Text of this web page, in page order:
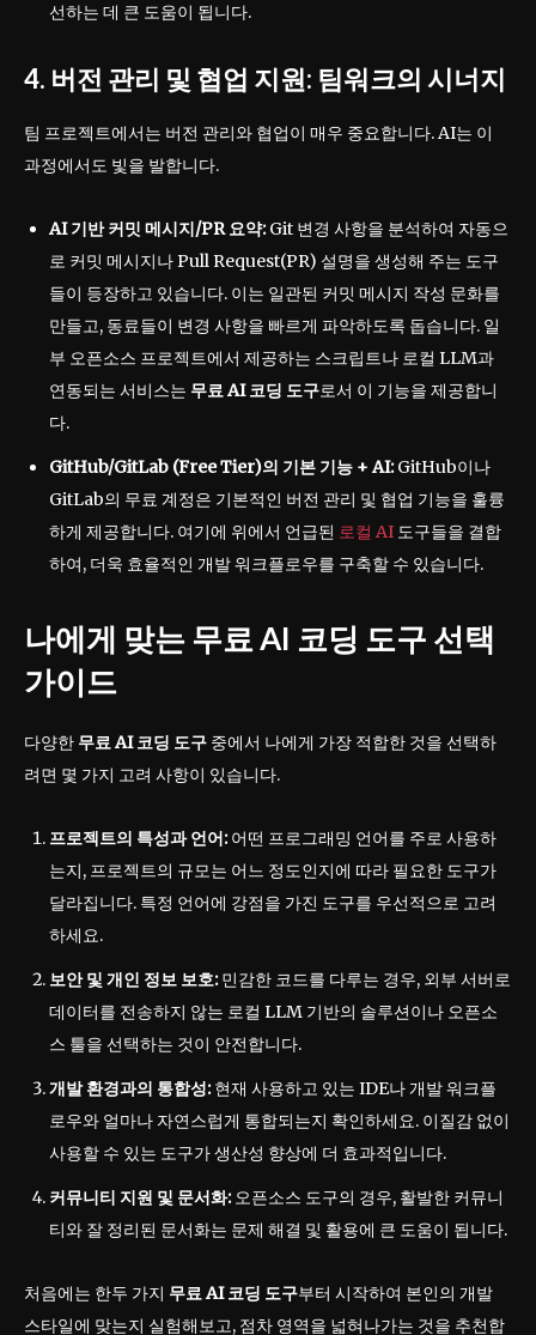
선하는 데 큰 도움이 됩니다.
4. 버전 관리 및 협업 지원: 팀워크의 시너지
팀 프로젝트에서는 버전 관리와 협업이 매우 중요합니다. AI는 이
과정에서도 빛을 발합니다.
AI 기반 커밋 메시지/PR 요약:Git 변경 사항을 분석하여 자동으
로 커밋 메시지나 Pull Request(PR) 설명을 생성해 주는 도구
들이 등장하고 있습니다. 이는 일관된 커밋 메시지 작성 문화를
만들고, 동료들이 변경 사항을 빠르게 파악하도록 돕습니다. 일
부 오픈소스 프로젝트에서 제공하는 스크립트나 로컬 LLM과
연동되는 서비스는 무료 AI 코딩 도구로서 이 기능을 제공합니
다.
GitHub/GitLab (Free Tier)의 기본 기능 + AI:GitHub이나
GitLab의 무료 계정은 기본적인 버전 관리 및 협업 기능을 훌륭
하게 제공합니다. 여기에 위에서 언급된 로컬 AI 도구들을 결합
하여, 더욱 효율적인 개발 워크플로우를 구축할 수 있습니다.
나에게 맞는 무료 AI 코딩 도구 선택
가이드
다양한 무료 AI 코딩 도구 중에서 나에게 가장 적합한 것을 선택하
려면 몇 가지 고려 사항이 있습니다.
프로젝트의 특성과 언어:어떤 프로그래밍 언어를 주로 사용하
는지, 프로젝트의 규모는 어느 정도인지에 따라 필요한 도구가
달라집니다. 특정 언어에 강점을 가진 도구를 우선적으로 고려
하세요.
보안 및 개인 정보 보호:민감한 코드를 다루는 경우, 외부 서버로
데이터를 전송하지 않는 로컬 LLM 기반의 솔루션이나 오픈소
스 툴을 선택하는 것이 안전합니다.
개발 환경과의 통합성:현재 사용하고 있는 IDE나 개발 워크플
로우와 얼마나 자연스럽게 통합되는지 확인하세요. 이질감 없이
사용할 수 있는 도구가 생산성 향상에 더 효과적입니다.
커뮤니티 지원 및 문서화:오픈소스 도구의 경우, 활발한 커뮤니
티와 잘 정리된 문서화는 문제 해결 및 활용에 큰 도움이 됩니다.
처음에는 한두 가지 무료 AI 코딩 도구부터 시작하여 본인의 개발
스타일에 맞는지 실험해보고, 점차 영역을 넓혀나가는 것을 추천합